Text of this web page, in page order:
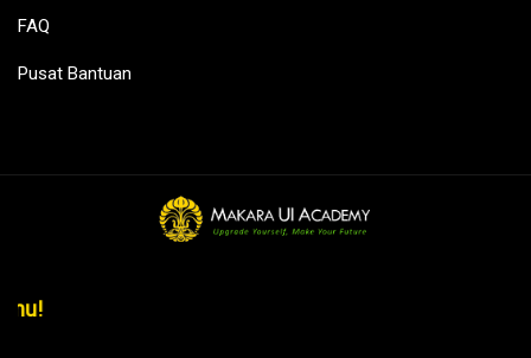
FAQ
Pusat Bantuan